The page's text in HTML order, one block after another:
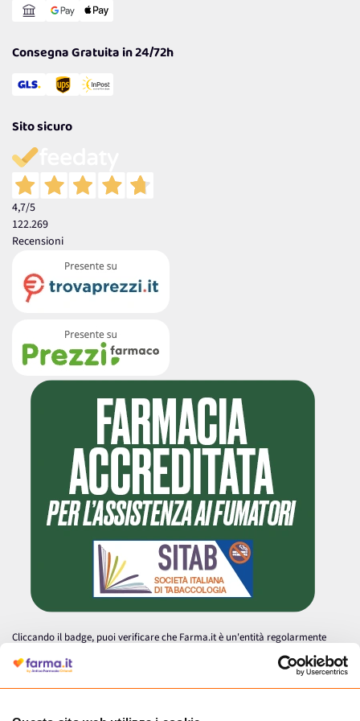
Consegna Gratuita in 24/72h
Sito sicuro
4,7/5
122.269
Recensioni
Cliccando il badge, puoi verificare che Farma.it è un'entità regolarmente
autorizzata dal Ministero della Salute a effettuare la vendita online di
medicinali.